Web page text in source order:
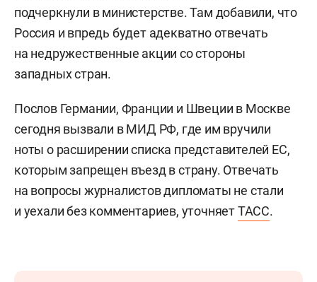
подчеркнули в министерстве. Там добавили, что
Россия и впредь будет адекватно отвечать
на недружественные акции со стороны
западных стран.
Послов Германии, Франции и Швеции в Москве
сегодня вызвали в МИД РФ, где им вручили
ноты о расширении списка представителей ЕС,
которым запрещен въезд в страну. Отвечать
на вопросы журналистов дипломаты не стали
и уехали без комментариев, уточняетТАСС.